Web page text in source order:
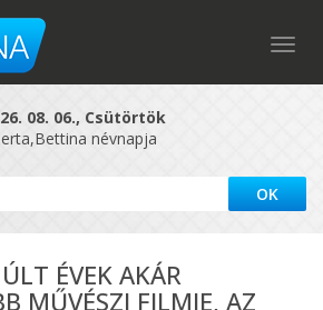
08. 06., Csütörtök
névnapja
ÉVEK AKÁR
MŰVÉSZI FILMJE, AZ